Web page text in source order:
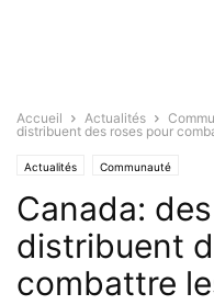
Accueil Actualités
distribuent des roses pour
Actualités Communauté
Canada:
distribuent
combattre